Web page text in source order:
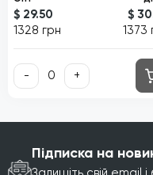
$ 29.50
1328 грн
$
1373
- +
Підписка на